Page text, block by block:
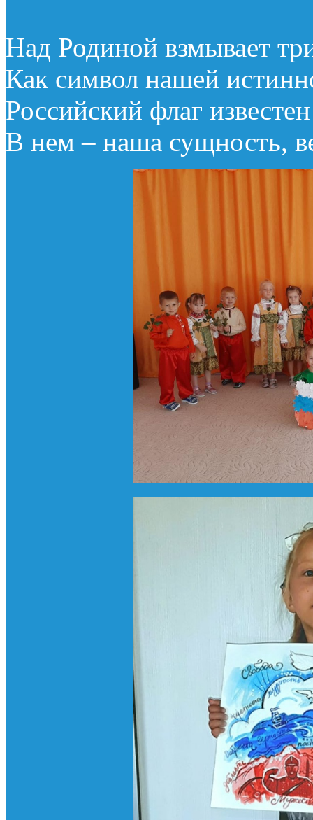
Над Родиной взмывает
Как символ нашей
Российский флаг
В нем – наша сущность,